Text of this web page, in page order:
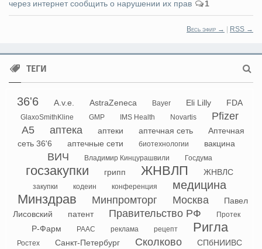
через интернет сообщить о нарушении их прав
1
Весь эфир → RSS →
ТЕГИ
36'6 A.v.e. AstraZeneca Bayer Eli Lilly FDA
GlaxoSmithKline GMP IMS Health Novartis
Pfizer
А5
аптека аптеки аптечная сеть
Аптечная
сеть 36'6
аптечные сети биотехнологии вакцина
ВИЧ Владимир Кинцурашвили Госдума
госзакупки грипп ЖНВЛП ЖНВЛС
закупки кодеин конференция медицина
Минздрав Минпромторг Москва
Павел
Лисовский
патент Правительство РФ Протек
Р-Фарм РААС реклама рецепт Ригла
Ростех Санкт-Петербург Сколково СПбНИИВС